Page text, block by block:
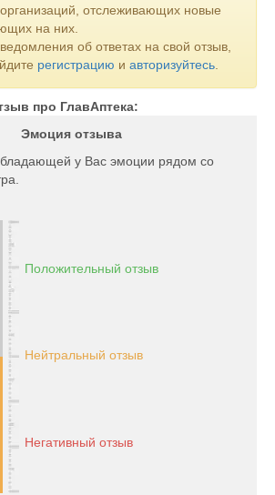
отслеживающих новые
на них.
об ответах на свой отзыв,
регистрацию и авторизуйтесь
про ГлавАптека:
Эмоция отзыва
у Вас эмоции рядом со
Положительный отзыв
Нейтральный отзыв
Негативный отзыв